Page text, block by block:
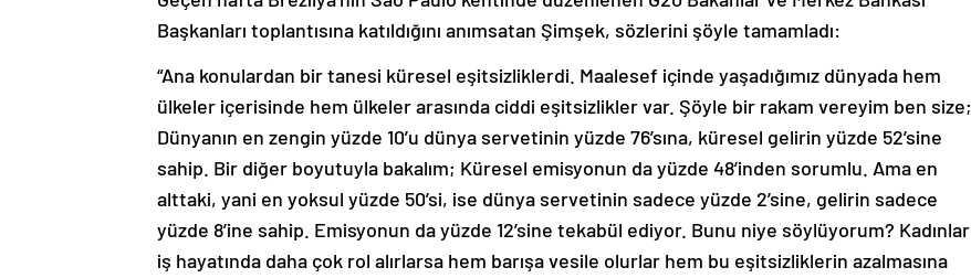
Başkanları toplantısına katıldığını anımsatan Şimşek, sözlerini şöyle tamamladı:
“Ana konulardan bir tanesi küresel eşitsizliklerdi. Maalesef içinde yaşadığımız dünyada hem
ülkeler içerisinde hem ülkeler arasında ciddi eşitsizlikler var. Şöyle bir rakam vereyim ben size;
Dünyanın en zengin yüzde 10’u dünya servetinin yüzde 76’sına, küresel gelirin yüzde 52’sine
sahip. Bir diğer boyutuyla bakalım; Küresel emisyonun da yüzde 48’inden sorumlu. Ama en
alttaki, yani en yoksul yüzde 50’si, ise dünya servetinin sadece yüzde 2’sine, gelirin sadece
yüzde 8’ine sahip. Emisyonun da yüzde 12’sine tekabül ediyor. Bunu niye söylüyorum? Kadınlar
iş hayatında daha çok rol alırlarsa hem barışa vesile olurlar hem bu eşitsizliklerin azalmasına